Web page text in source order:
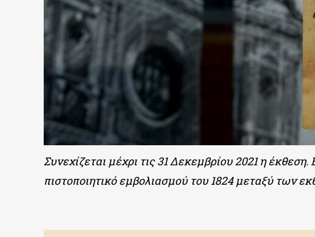
Συνεχίζεται μέχρι τις 31 Δεκεμβρίου 2021 η
πιστοποιητικό εμβολιασμούτου 1824 μεταξύ των